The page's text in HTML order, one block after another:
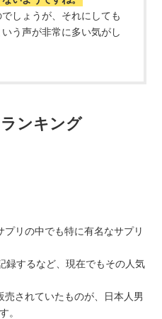
しょうが、それにしても
う声が非常に多い気がし
ンキング
リの中でも特に有名なサプリ
録するなど、現在でもその人気
されていたものが、日本人男
。